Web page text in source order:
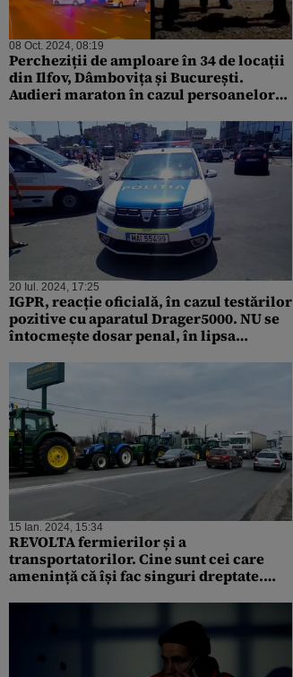
08 Oct. 2024, 08:19
Percheziții de amploare în 34 de locații
din Ilfov, Dâmbovița și București.
Audieri maraton în cazul persoanelor
20 Iul. 2024, 17:25
IGPR, reacție oficială, în cazul testărilor
pozitive cu aparatul Drager5000. NU se
întocmește dosar penal, în lipsa
15 Ian. 2024, 15:34
REVOLTA fermierilor și a
transportatorilor. Cine sunt cei care
amenință că își fac singuri dreptate.